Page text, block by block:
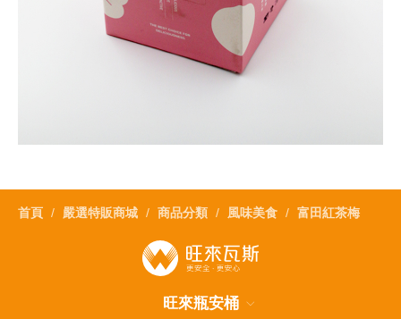
首頁 嚴選特販商城 商品分類 風味美食 富田紅茶梅
旺來瓶安桶